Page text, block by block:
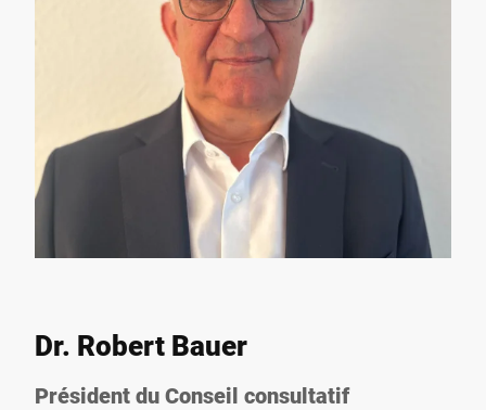
Dr. Robert Bauer
Président du Conseil consultatif